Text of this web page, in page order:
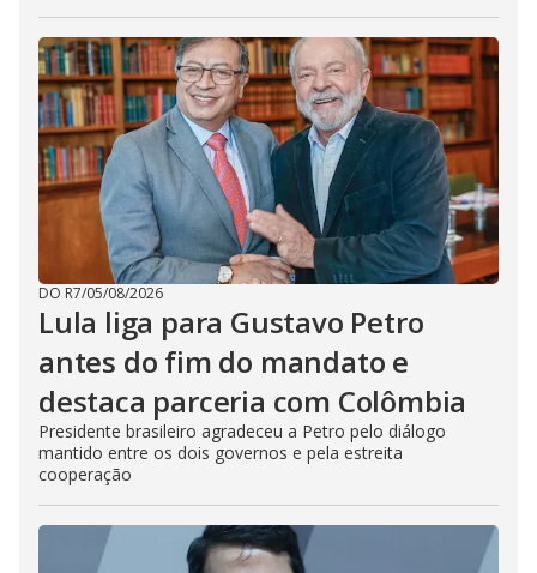
DO R7/05/08/2026
Lula liga para Gustavo Petro
antes do fim do mandato e
destaca parceria com Colômbia
Presidente brasileiro agradeceu a Petro pelo diálogo
mantido entre os dois governos e pela estreita
cooperação